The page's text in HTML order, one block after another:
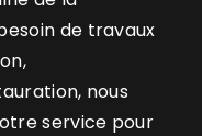
de travaux
nous
service pour